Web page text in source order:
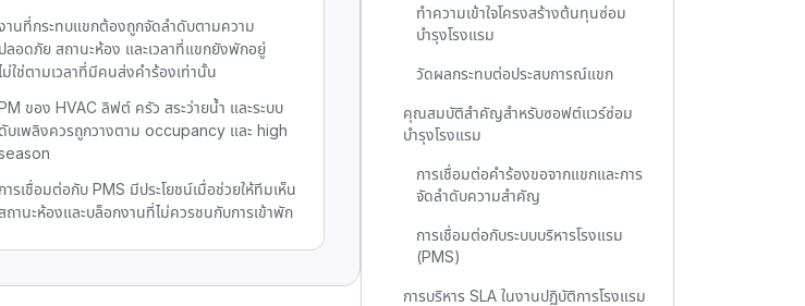
านที่กระทบแขกต้องถูกจัดลำดับตามความ
ปลอดภัย สถานะห้อง และเวลาที่แขกยังพักอยู่
ม่ใช่ตามเวลาที่มีคนส่งคำร้องเท่านั้น
ของ HVAC ลิฟต์ ครัว สระว่ายน้ำ และระบบ
ดับเพลิงควรถูกวางตาม occupancy และ high
การเชื่อมต่อกับ PMS มีประโยชน์เมื่อช่วยให้ทีมเห็น
ถานะห้องและบล็อกงานที่ไม่ควรชนกับการเข้าพัก
ทำความเข้าใจโครงสร้างต้นทุนซ่อม
บำรุงโรงแรม
วัดผลกระทบต่อประสบการณ์แขก
คุณสมบัติสำคัญสำหรับซอฟต์แวร์ซ่อม
บำรุงโรงแรม
การเชื่อมต่อคำร้องขอจากแขกและการ
จัดลำดับความสำคัญ
การเชื่อมต่อกับระบบบริหารโรงแรม
(PMS)
การบริหาร SLA ในงานปฏิบัติการโรงแรม